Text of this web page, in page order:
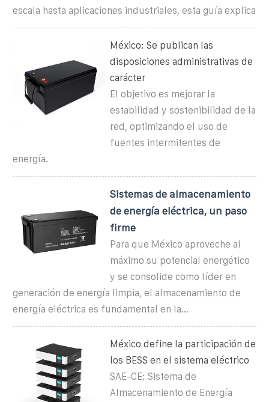
escala hasta aplicaciones industriales, esta guía explica
México: Se publican las
disposiciones administrativas de
carácter
El objetivo es mejorar la
estabilidad y sostenibilidad de la
red, optimizando el uso de
fuentes intermitentes de
energía.
Sistemas de almacenamiento
de energía eléctrica, un paso
firme
Para que México aproveche al
máximo su potencial energético
y se consolide como líder en
generación de energía limpia, el almacenamiento de
energía eléctrica es fundamental en la...
México define la participación de
los BESS en el sistema eléctrico
SAE-CE: Sistema de
Almacenamiento de Energía